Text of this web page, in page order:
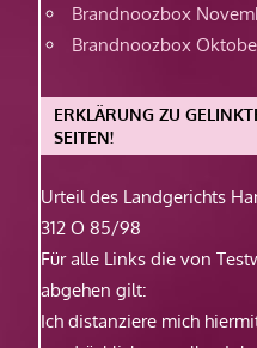
Brandnoozbox
Brandnoozbox
ERKLÄRUNG ZU
SEITEN!
Urteil des Landgerichts
312 O 85/98
Für alle Links die von
abgehen gilt:
Ich distanziere mich